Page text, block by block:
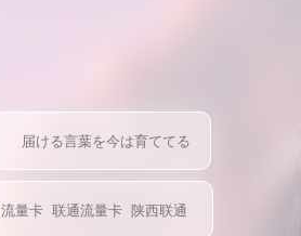
届ける言葉を今は育ててる
流量卡 联通流量卡 陕西联通